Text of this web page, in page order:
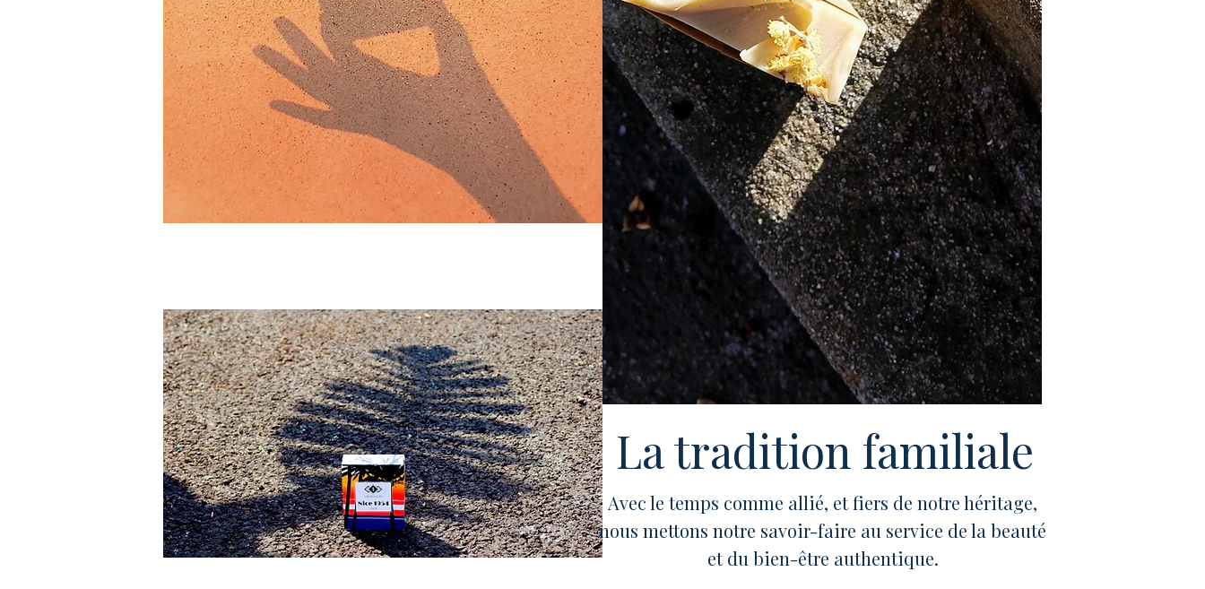
La tradition familiale
Avec le temps comme allié, et fiers de notre héritage,
nous mettons notre savoir-faire au service de la beauté
et du bien-être authentique.